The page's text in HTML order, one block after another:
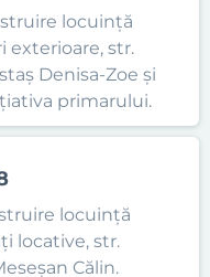
locuință
exterioare, str.
Denisa-Zoe și
primarului.
locuință
locative, str.
Călin.